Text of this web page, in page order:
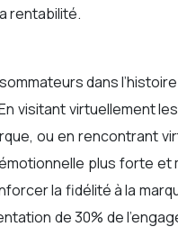
rentabilité.
dans
visitant virtuellement
ou en rencontrant
plus forte et
la fidélité à la
de 30% de